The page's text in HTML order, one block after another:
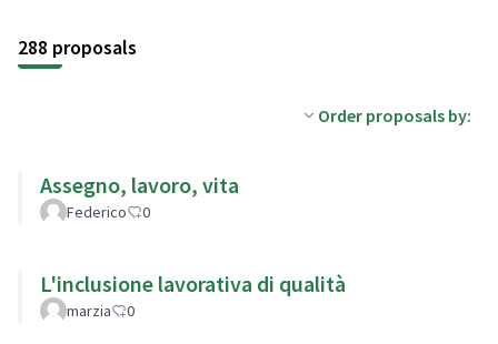
288 proposals
Order proposals by:
Assegno, lavoro, vita
Federico 0
L'inclusione lavorativa di qualità
marzia 0